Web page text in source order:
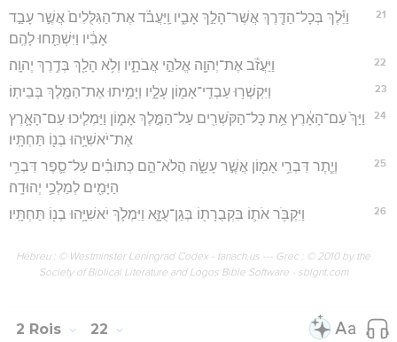
21
וַיֵּ֕לֶךְ בְּכָל־הַדֶּ֖רֶךְ אֲשֶׁר־הָלַ֣ךְ אָבִ֑יו וַֽיַּעֲבֹ֗ד אֶת־הַגִּלֻּלִים֙ אֲשֶׁ֣ר עָבַ֣ד
אָבִ֔יו וַיִּשְׁתַּ֖חוּ לָהֶֽם׃
22 וַיַּעֲזֹ֕ב אֶת־יְהוָ֖ה אֱלֹהֵ֣י אֲבֹתָ֑יו וְלֹ֥א הָלַ֖ךְ בְּדֶ֥רֶךְ יְהוָֽה׃
23 וַיִּקְשְׁר֥וּ עַבְדֵֽי־אָמ֖וֹן עָלָ֑יו וַיָּמִ֥יתוּ אֶת־הַמֶּ֖לֶךְ בְּבֵיתֽוֹ׃
24
וַיַּךְ֙ עַם־הָאָ֔רֶץ אֵ֥ת כָּל־הַקֹּשְׁרִ֖ים עַל־הַמֶּ֣לֶךְ אָמ֑וֹן וַיַּמְלִ֧יכוּ עַם־הָאָ֛רֶץ
אֶת־יֹאשִׁיָּ֥הוּ בְנ֖וֹ תַּחְתָּֽיו׃
25
וְיֶ֛תֶר דִּבְרֵ֥י אָמ֖וֹן אֲשֶׁ֣ר עָשָׂ֑ה הֲלֹא־הֵ֣ם כְּתוּבִ֗ים עַל־סֵ֛פֶר דִּבְרֵ֥י
הַיָּמִ֖ים לְמַלְכֵ֥י יְהוּדָֽה׃
26 וַיִּקְבֹּ֥ר אֹת֛וֹ בִּקְבֻרָת֖וֹ בְּגַן־עֻזָּ֑א וַיִּמְלֹ֛ךְ יֹאשִׁיָּ֥הוּ בְנ֖וֹ תַּחְתָּֽיו׃
Hébreu : © Westminster Leningrad Codex - tanach.us --- Grec : © 2010 by the
Society of Biblical Literature and Logos Bible Software - sblgnt.com
2 Rois 22